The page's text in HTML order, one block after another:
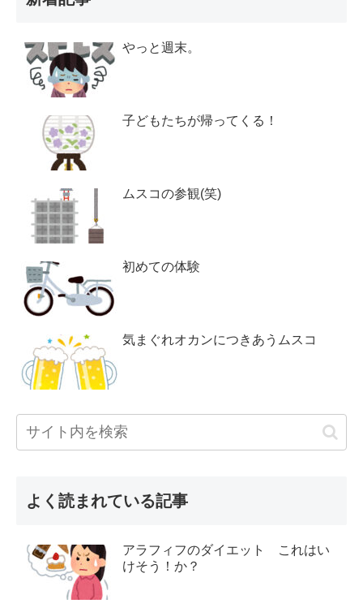
やっと週末。
子どもたちが帰ってくる！
ムスコの参観(笑)
初めての体験
気まぐれオカンにつきあうムスコ
よく読まれている記事
アラフィフのダイエット これはい
けそう！か？